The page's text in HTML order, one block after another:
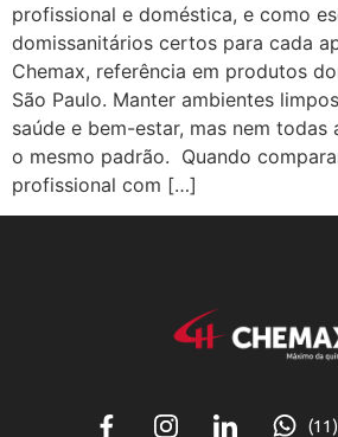
profissional e doméstica, e como
domissanitários certos para cada
Chemax, referência em produtos
São Paulo. Manter ambientes
saúde e bem-estar, mas nem todas
o mesmo padrão. Quando
profissional com […]